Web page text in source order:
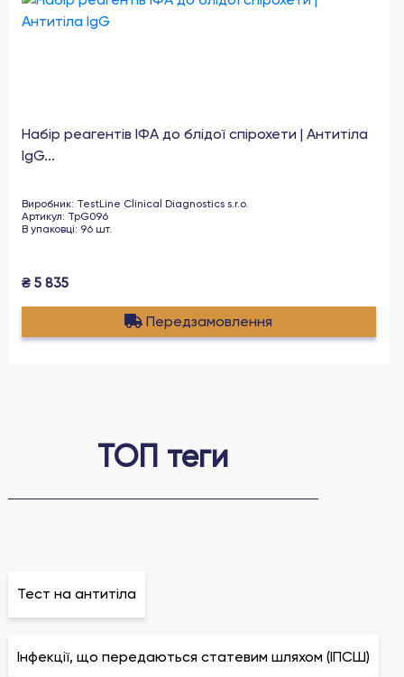
Набір реагентів ІФА до блідої спірохети | Антитіла
IgG...
Виробник: TestLine Clinical Diagnostics s.r.o.
Артикул: TpG096
В упаковці: 96 шт.
₴ 5 835
Передзамовлення
ТОП теги
Тест на антитіла
Інфекції, що передаються статевим шляхом (ІПСШ)